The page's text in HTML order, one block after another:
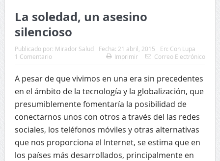
La soledad, un asesino
silencioso
Publicado por: Mirador Salud Fecha: 21 abril, 2015 En: Con Lupa
1 Comentario
Imprimir Correo Electrónico
A pesar de que vivimos en una era sin precedentes
en el ámbito de la tecnología y la globalización, que
presumiblemente fomentaría la posibilidad de
conectarnos unos con otros a través del las redes
sociales, los teléfonos móviles y otras alternativas
que nos proporciona el Internet, se estima que en
los países más desarrollados, principalmente en